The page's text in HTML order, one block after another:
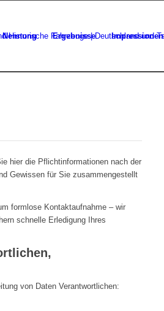
Ergebnisse Impressionen
hier die Pflichtinformationen nach der
Gewissen für Sie zusammengestellt
formlose Kontaktaufnahme – wir
schnelle Erledigung Ihres
von Daten Verantwortlichen: